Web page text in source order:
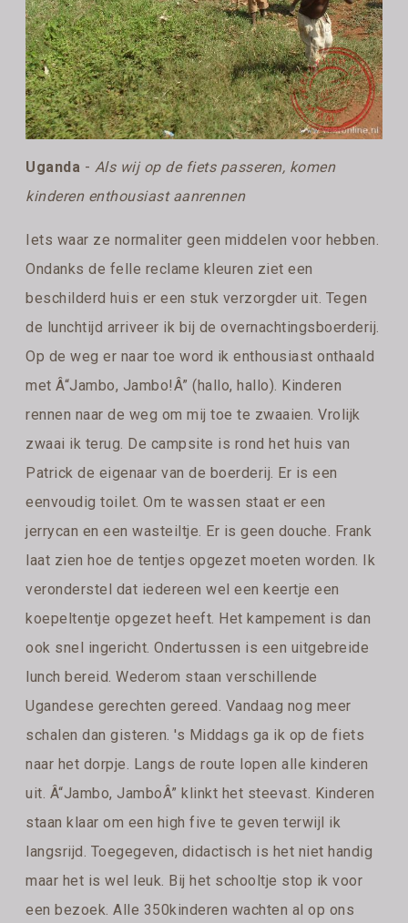
Uganda - Als wij op de fiets passeren, komen
kinderen enthousiast aanrennen
Iets waar ze normaliter geen middelen voor hebben.
Ondanks de felle reclame kleuren ziet een
beschilderd huis er een stuk verzorgder uit. Tegen
de lunchtijd arriveer ik bij de overnachtingsboerderij.
Op de weg er naar toe word ik enthousiast onthaald
met Â“Jambo, Jambo!Â” (hallo, hallo). Kinderen
rennen naar de weg om mij toe te zwaaien. Vrolijk
zwaai ik terug. De campsite is rond het huis van
Patrick de eigenaar van de boerderij. Er is een
eenvoudig toilet. Om te wassen staat er een
jerrycan en een wasteiltje. Er is geen douche. Frank
laat zien hoe de tentjes opgezet moeten worden. Ik
veronderstel dat iedereen wel een keertje een
koepeltentje opgezet heeft. Het kampement is dan
ook snel ingericht. Ondertussen is een uitgebreide
lunch bereid. Wederom staan verschillende
Ugandese gerechten gereed. Vandaag nog meer
schalen dan gisteren. 's Middags ga ik op de fiets
naar het dorpje. Langs de route lopen alle kinderen
uit. Â“Jambo, JamboÂ” klinkt het steevast. Kinderen
staan klaar om een high five te geven terwijl ik
langsrijd. Toegegeven, didactisch is het niet handig
maar het is wel leuk. Bij het schooltje stop ik voor
een bezoek. Alle 350kinderen wachten al op ons